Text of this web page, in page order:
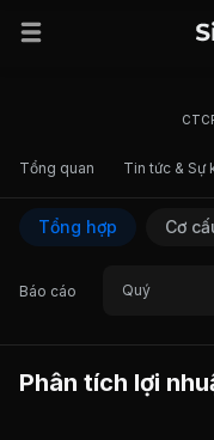
Tổng quan Tin tức & Sự
Tổng hợp Cơ
Báo cáo Quý
Phân tích lợi